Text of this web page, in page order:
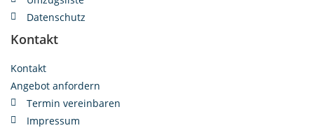
Datenschutz
Kontakt
Kontakt
Angebot anfordern
Termin vereinbaren
Impressum